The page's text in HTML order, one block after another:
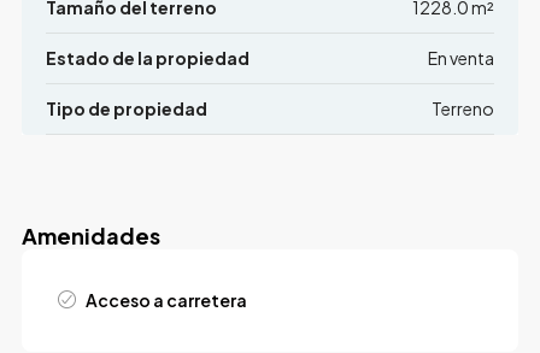
Tamaño del terreno 1228.0 m²
Estado de la propiedad En venta
Tipo de propiedad Terreno
Amenidades
Acceso a carretera